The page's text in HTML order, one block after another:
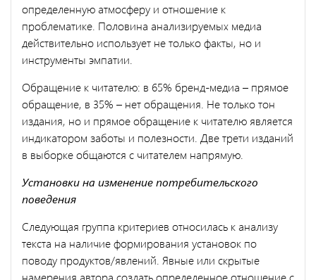
определенную атмосферу и отношение к
проблематике. Половина анализируемых медиа
действительно использует не только факты, но и
инструменты эмпатии.
Обращение к читателю: в 65% бренд-медиа – прямое
обращение, в 35% – нет обращения. Не только тон
издания, но и прямое обращение к читателю является
индикатором заботы и полезности. Две трети изданий
в выборке общаются с читателем напрямую.
Установки на изменение потребительского
поведения
Следующая группа критериев относилась к анализу
текста на наличие формирования установок по
поводу продуктов/явлений. Явные или скрытые
намерения автора создать определенное отношение с